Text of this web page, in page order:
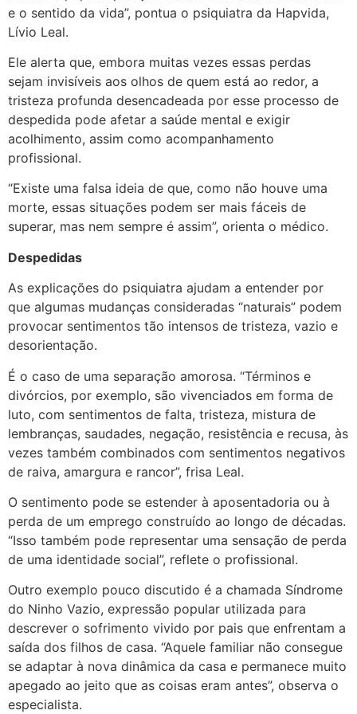
e o sentido da vida”, pontua o psiquiatra da Hapvida,
Lívio Leal.
Ele alerta que, embora muitas vezes essas perdas
sejam invisíveis aos olhos de quem está ao redor, a
tristeza profunda desencadeada por esse processo de
despedida pode afetar a saúde mental e exigir
acolhimento, assim como acompanhamento
profissional.
“Existe uma falsa ideia de que, como não houve uma
morte, essas situações podem ser mais fáceis de
superar, mas nem sempre é assim”, orienta o médico.
Despedidas
As explicações do psiquiatra ajudam a entender por
que algumas mudanças consideradas “naturais” podem
provocar sentimentos tão intensos de tristeza, vazio e
desorientação.
É o caso de uma separação amorosa. “Términos e
divórcios, por exemplo, são vivenciados em forma de
luto, com sentimentos de falta, tristeza, mistura de
lembranças, saudades, negação, resistência e recusa, às
vezes também combinados com sentimentos negativos
de raiva, amargura e rancor”, frisa Leal.
O sentimento pode se estender à aposentadoria ou à
perda de um emprego construído ao longo de décadas.
“Isso também pode representar uma sensação de perda
de uma identidade social”, reflete o profissional.
Outro exemplo pouco discutido é a chamada Síndrome
do Ninho Vazio, expressão popular utilizada para
descrever o sofrimento vivido por pais que enfrentam a
saída dos filhos de casa. “Aquele familiar não consegue
se adaptar à nova dinâmica da casa e permanece muito
apegado ao jeito que as coisas eram antes”, observa o
especialista.